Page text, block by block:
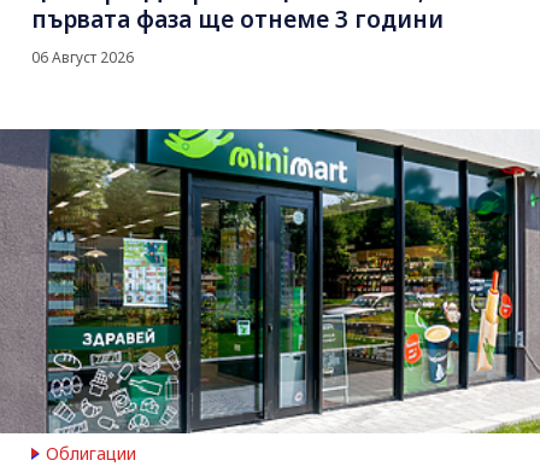
първата фаза ще отнеме 3 години
06 Август 2026
Облигации